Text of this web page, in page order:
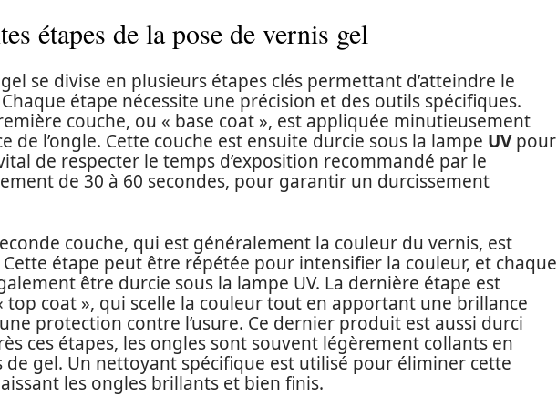
étapes de la pose de vernis gel
se divise en plusieurs étapes clés permettant d’atteindre le
étape nécessite une précision et des outils spécifiques.
couche, ou « base coat », est appliquée minutieusement
de l’ongle. Cette couche est ensuite durcie sous la lampe UVpour
de respecter le temps d’exposition recommandé par le
de 30 à 60 secondes, pour garantir un durcissement
couche, qui est généralement la couleur du vernis, est
Cette étape peut être répétée pour intensifier la couleur, et chaque
être durcie sous la lampe UV. La dernière étape est
top coat », qui scelle la couleur tout en apportant une brillance
protection contre l’usure. Ce dernier produit est aussi durci
ces étapes, les ongles sont souvent légèrement collants en
de gel. Un nettoyant spécifique est utilisé pour éliminer cette
les ongles brillants et bien finis.